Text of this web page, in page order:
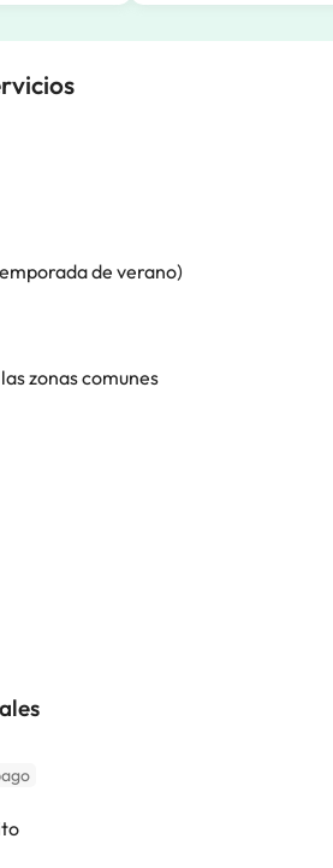
de verano)
zonas comunes